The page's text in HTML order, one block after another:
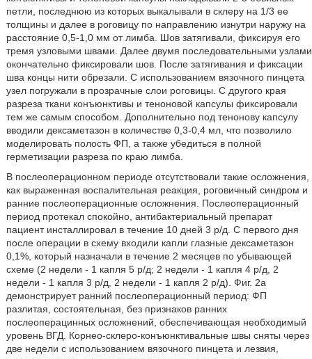
петли, последнюю из которых выкалывали в склеру на 1/3 ее
толщины и далее в роговицу по направлению изнутри наружу на
расстояние 0,5-1,0 мм от лимба. Шов затягивали, фиксируя его
тремя узловыми швами. Далее двумя последовательными узлами
окончательно фиксировали шов. После затягивания и фиксации
шва концы нити обрезали. С использованием вязочного пинцета
узел погружали в прозрачные слои роговицы. С другого края
разреза ткани конъюнктивы и теноновой капсулы фиксировали
тем же самым способом. Дополнительно под тенонову капсулу
вводили дексаметазон в количестве 0,3-0,4 мл, что позволило
моделировать полость ФП, а также убедиться в полной
герметизации разреза по краю лимба.
В послеоперационном периоде отсутствовали такие осложнения,
как выраженная воспалительная реакция, роговичный синдром и
ранние послеоперационные осложнения. Послеоперационный
период протекал спокойно, антибактериальный препарат
пациент инсталлировал в течение 10 дней 3 р/д. С первого дня
после операции в схему входили капли глазные дексаметазон
0,1%, который назначали в течение 2 месяцев по убывающей
схеме (2 недели - 1 капля 5 р/д; 2 недели - 1 капля 4 р/д, 2
недели - 1 капля 3 р/д, 2 недели - 1 капля 2 р/д). Фиг. 2а
демонстрирует ранний послеоперационный период: ФП
разлитая, состоятельная, без признаков ранних
послеоперацинных осложнений, обеспечивающая необходимый
уровень ВГД. Корнео-склеро-конъюнктивальные швы сняты через
две недели с использованием вязочного пинцета и лезвия,